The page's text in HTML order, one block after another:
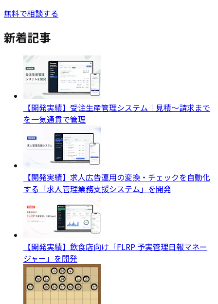
無料で相談する
新着記事
【開発実績】受注生産管理システム｜見積〜請求まで
を一気通貫で管理
【開発実績】求人広告運用の変換・チェックを自動化
する「求人管理業務支援システム」を開発
【開発実績】飲食店向け「FLRP 予実管理日報マネー
ジャー」を開発